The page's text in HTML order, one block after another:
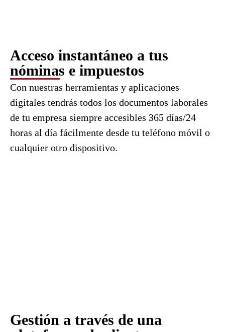
Acceso instantáneo a tus
nóminas e impuestos
Con nuestras herramientas y aplicaciones
digitales tendrás todos los documentos laborales
de tu empresa siempre accesibles 365 días/24
horas al día fácilmente desde tu teléfono móvil o
cualquier otro dispositivo.
Gestión a través de una